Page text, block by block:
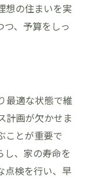
想の住まいを実
、予算をしっ
最適な状態で維
計画が欠かせま
ことが重要で
し、家の寿命を
点検を行い、早